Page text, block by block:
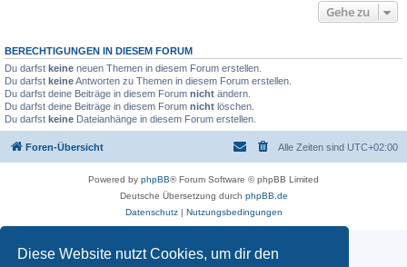
Diese Website nutzt Cookies, um dir den
Gehe zu
BERECHTIGUNGEN IN DIESEM FORUM
Du darfst keine neuen Themen in diesem Forum erstellen.
Du darfst keineAntworten zu Themen in diesem Forum erstellen.
Du darfst deine Beiträge in diesem Forum nicht ändern.
Du darfst deine Beiträge in diesem Forum nicht löschen.
Du darfst keine Dateianhänge in diesem Forum erstellen.
Foren-Übersicht Alle Zeiten sind UTC+02:00
Powered by phpBB® Forum Software © phpBB Limited
Deutsche Übersetzung durch phpBB.de
Datenschutz| Nutzungsbedingungen